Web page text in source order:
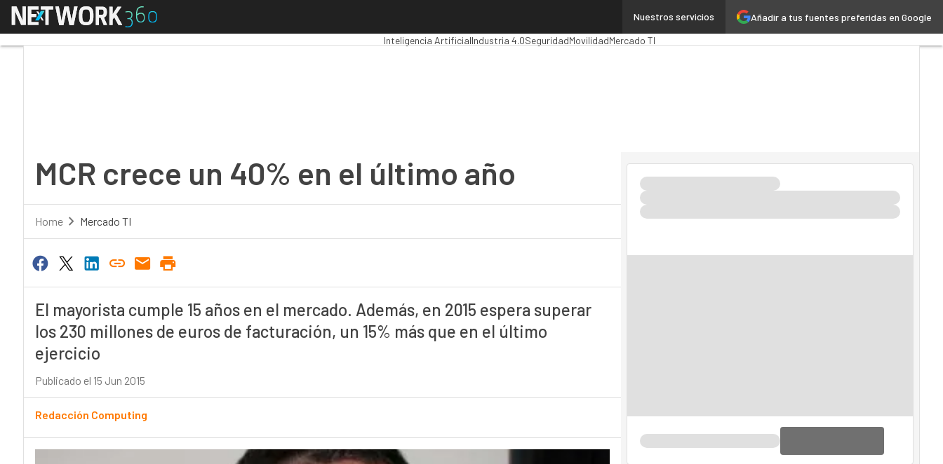
Añadir a tus fuentes preferidas en Google
Nuestros servicios
Menú MarTechCloud
Inteligencia ArtificialIndustria 4.0SeguridadMovilidadMercado TI
MCR crece un 40% en el último año
Home Mercado TI
El mayorista cumple 15 años en el mercado. Además, en 2015 espera superar
los 230 millones de euros de facturación, un 15% más que en el último
ejercicio
Publicado el 15 Jun 2015
Redacción Computing